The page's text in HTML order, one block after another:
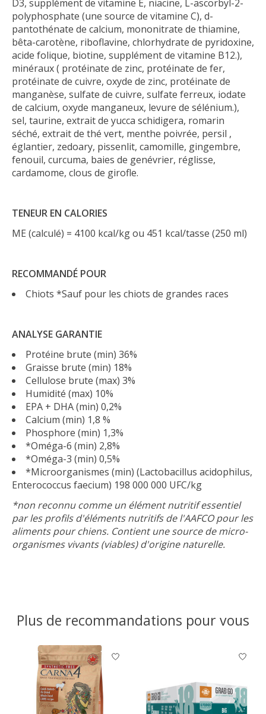
D3, supplément de vitamine E, niacine, L-ascorbyl-2-
polyphosphate (une source de vitamine C), d-
pantothénate de calcium, mononitrate de thiamine,
bêta-carotène, riboflavine, chlorhydrate de pyridoxine,
acide folique, biotine, supplément de vitamine B12.),
minéraux ( protéinate de zinc, protéinate de fer,
protéinate de cuivre, oxyde de zinc, protéinate de
manganèse, sulfate de cuivre, sulfate ferreux, iodate
de calcium, oxyde manganeux, levure de sélénium.),
sel, taurine, extrait de yucca schidigera, romarin
séché, extrait de thé vert, menthe poivrée, persil ,
églantier, zedoary, pissenlit, camomille, gingembre,
fenouil, curcuma, baies de genévrier, réglisse,
cardamome, clous de girofle.
TENEUR EN CALORIES
ME (calculé) = 4100 kcal/kg ou 451 kcal/tasse (250 ml)
RECOMMANDÉ POUR
Chiots *Sauf pour les chiots de grandes races
ANALYSE GARANTIE
Protéine brute (min) 36%
Graisse brute (min) 18%
Cellulose brute (max) 3%
Humidité (max) 10%
EPA + DHA (min) 0,2%
Calcium (min) 1,8 %
Phosphore (min) 1,3%
*Oméga-6 (min) 2,8%
*Oméga-3 (min) 0,5%
*Microorganismes (min) (Lactobacillus acidophilus,
Enterococcus faecium) 198 000 000 UFC/kg
*non reconnu comme un élément nutritif essentiel
par les profils d'éléments nutritifs de l'AAFCO pour les
aliments pour chiens. Contient une source de micro-
organismes vivants (viables) d'origine naturelle.
Plus de recommandations pour vous
Articles du carrousel de produits